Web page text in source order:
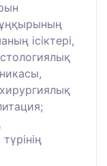
ісіктері,